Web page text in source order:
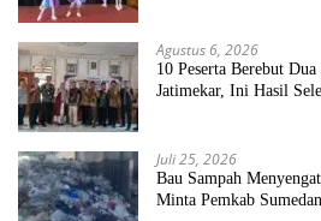
Agustus 6, 2026
10 Peserta Berebut Dua
Jatimekar, Ini Hasil
Juli 25, 2026
Bau Sampah
Minta Pemkab